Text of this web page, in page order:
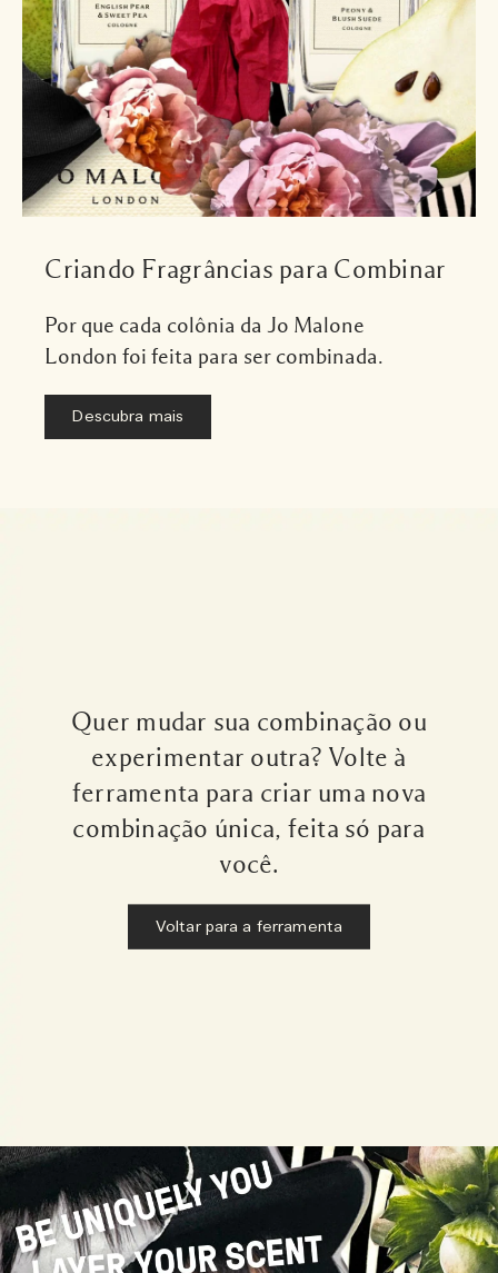
Criando Fragrâncias para Combinar
Por que cada colônia da Jo Malone
London foi feita para ser combinada.
Descubra mais
Quer mudar sua combinação ou
experimentar outra? Volte à
ferramenta para criar uma nova
combinação única, feita só para
você.
Voltar para a ferramenta